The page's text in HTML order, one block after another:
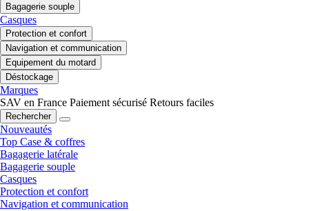
Bagagerie souple
Casques
Protection et confort
Navigation et communication
Equipement du motard
Déstockage
Marques
SAV en France Paiement sécurisé Retours faciles
Rechercher
Nouveautés
Top Case & coffres
Bagagerie latérale
Bagagerie souple
Casques
Protection et confort
Navigation et communication